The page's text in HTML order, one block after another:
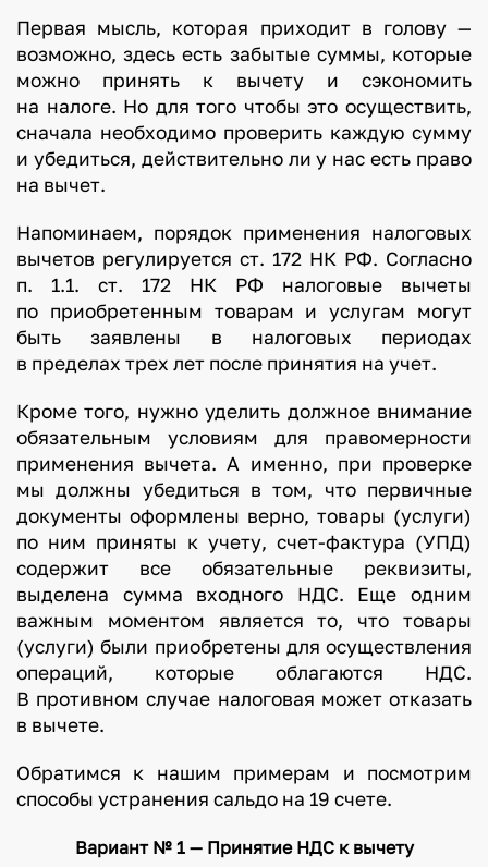
Первая мысль, которая приходит в голову —
возможно, здесь есть забытые суммы, которые
можно принять к вычету и сэкономить
на налоге. Но для того чтобы это осуществить,
сначала необходимо проверить каждую сумму
и убедиться, действительно ли у нас есть право
на вычет.
Напоминаем, порядок применения налоговых
вычетов регулируется ст. 172 НК РФ. Согласно
п. 1.1. ст. 172 НК РФ налоговые вычеты
по приобретенным товарам и услугам могут
быть заявлены в налоговых периодах
в пределах трех лет после принятия на учет.
Кроме того, нужно уделить должное внимание
обязательным условиям для правомерности
применения вычета. А именно, при проверке
мы должны убедиться в том, что первичные
документы оформлены верно, товары (услуги)
по ним приняты к учету, счет-фактура (УПД)
содержит все обязательные реквизиты,
выделена сумма входного НДС. Еще одним
важным моментом является то, что товары
(услуги) были приобретены для осуществления
операций, которые облагаются НДС.
В противном случае налоговая может отказать
в вычете.
Обратимся к нашим примерам и посмотрим
способы устранения сальдо на 19 счете.
Вариант № 1 — Принятие НДС к вычету